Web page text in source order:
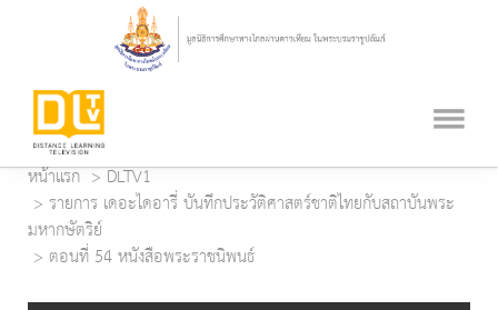
หน้าแรก
DLTV1
รายการ เดอะไดอารี่ บันทึกประวัติศาสตร์ชาติไทยกับสถาบันพระ
มหากษัตริย์
ตอนที่ 54 หนังสือพระราชนิพนธ์